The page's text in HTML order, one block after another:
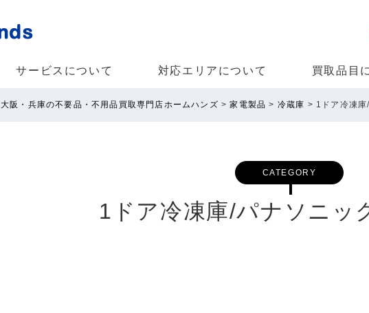
サービスについて 対応エリアについて 買取品⽬
大阪・兵庫の不要品・不用品買取専門店ホームハンズ >家電製品 > 冷蔵庫 > 1ドア冷凍
CATEGORY
1ドア冷凍庫/パナソニッ